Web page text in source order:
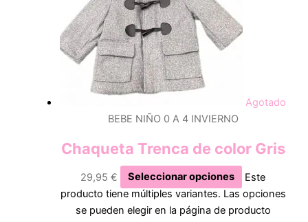
Agotado
BEBE NIÑO 0 A 4 INVIERNO
Chaqueta Trenca de color Gris
29,95€ Seleccionar opciones
Este
producto tiene múltiples variantes. Las opciones
se pueden elegir en la página de producto